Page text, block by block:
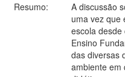
Resumo:
A discussão
uma vez que
escola
Ensino
das diversas
ambiente em